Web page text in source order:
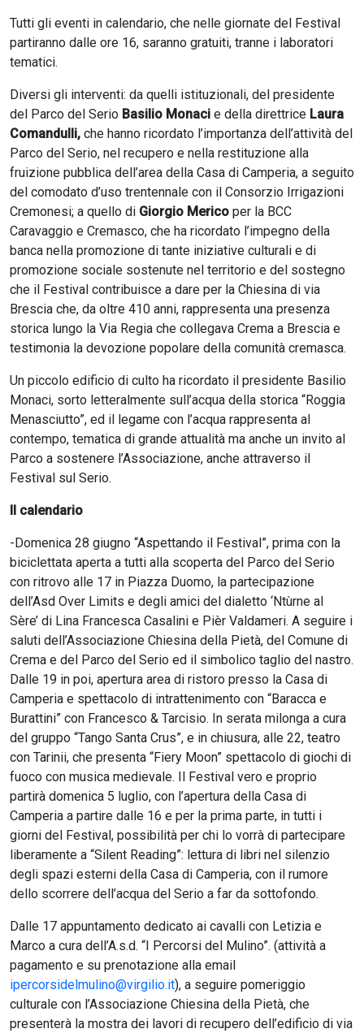
Tutti gli eventi in calendario, che nelle giornate del Festival
partiranno dalle ore 16, saranno gratuiti, tranne i laboratori
tematici.
Diversi gli interventi: da quelli istituzionali, del presidente
del Parco del Serio Basilio Monaci e della direttrice Laura
Comandulli, che hanno ricordato l’importanza dell’attività del
Parco del Serio, nel recupero e nella restituzione alla
fruizione pubblica dell’area della Casa di Camperia, a seguito
del comodato d’uso trentennale con il Consorzio Irrigazioni
Cremonesi; a quello di Giorgio Merico per la BCC
Caravaggio e Cremasco, che ha ricordato l’impegno della
banca nella promozione di tante iniziative culturali e di
promozione sociale sostenute nel territorio e del sostegno
che il Festival contribuisce a dare per la Chiesina di via
Brescia che, da oltre 410 anni, rappresenta una presenza
storica lungo la Via Regia che collegava Crema a Brescia e
testimonia la devozione popolare della comunità cremasca.
Un piccolo edificio di culto ha ricordato il presidente Basilio
Monaci, sorto letteralmente sull’acqua della storica “Roggia
Menasciutto”, ed il legame con l’acqua rappresenta al
contempo, tematica di grande attualità ma anche un invito al
Parco a sostenere l’Associazione, anche attraverso il
Festival sul Serio.
Il calendario
-Domenica 28 giugno “Aspettando il Festival”, prima con la
biciclettata aperta a tutti alla scoperta del Parco del Serio
con ritrovo alle 17 in Piazza Duomo, la partecipazione
dell’Asd Over Limits e degli amici del dialetto ‘Ntùrne al
Sère’ di Lina Francesca Casalini e Pièr Valdameri. A seguire i
saluti dell’Associazione Chiesina della Pietà, del Comune di
Crema e del Parco del Serio ed il simbolico taglio del nastro.
Dalle 19 in poi, apertura area di ristoro presso la Casa di
Camperia e spettacolo di intrattenimento con “Baracca e
Burattini” con Francesco & Tarcisio. In serata milonga a cura
del gruppo “Tango Santa Crus”, e in chiusura, alle 22, teatro
con Tarinii, che presenta “Fiery Moon” spettacolo di giochi di
fuoco con musica medievale. Il Festival vero e proprio
partirà domenica 5 luglio, con l’apertura della Casa di
Camperia a partire dalle 16 e per la prima parte, in tutti i
giorni del Festival, possibilità per chi lo vorrà di partecipare
liberamente a “Silent Reading”: lettura di libri nel silenzio
degli spazi esterni della Casa di Camperia, con il rumore
dello scorrere dell’acqua del Serio a far da sottofondo.
Dalle 17 appuntamento dedicato ai cavalli con Letizia e
Marco a cura dell’A.s.d. “I Percorsi del Mulino”. (attività a
pagamento e su prenotazione alla email
ipercorsidelmulino@virgilio.it), a seguire pomeriggio
culturale con l’Associazione Chiesina della Pietà, che
presenterà la mostra dei lavori di recupero dell’edificio di via